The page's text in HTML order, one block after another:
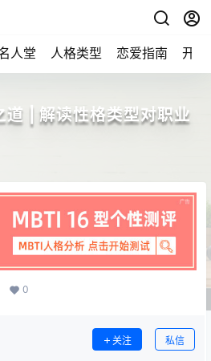
人堂 人格类型 恋爱指南 开始
| 解读性格类型对职业
0
关注 私信